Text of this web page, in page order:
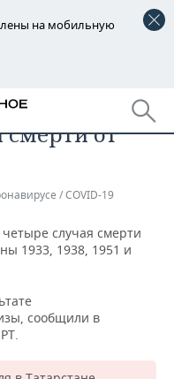
на мобильную
смерти от
/ COVID-19
случая смерти
1933, 1938, 1951 и
сообщили в